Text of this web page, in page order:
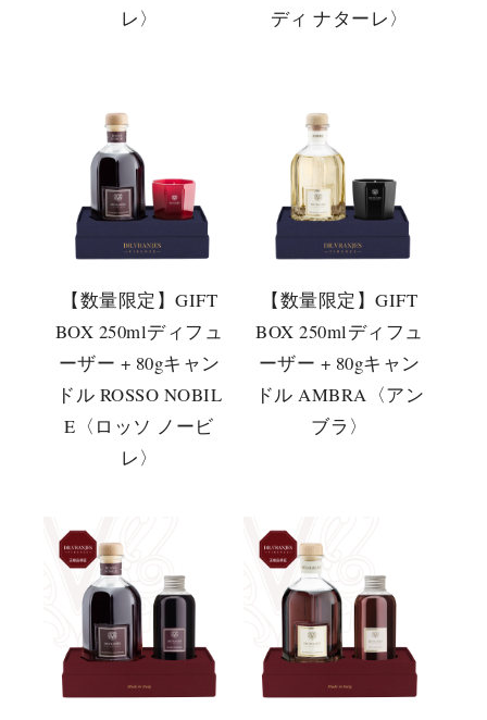
レ〉
ディ ナターレ〉
【数量限定】GIFT
BOX 250mlディフュ
ーザー + 80gキャン
ドル ROSSO NOBIL
E〈ロッソ ノービ
レ〉
【数量限定】GIFT
BOX 250mlディフュ
ーザー + 80gキャン
ドル AMBRA〈アン
ブラ〉